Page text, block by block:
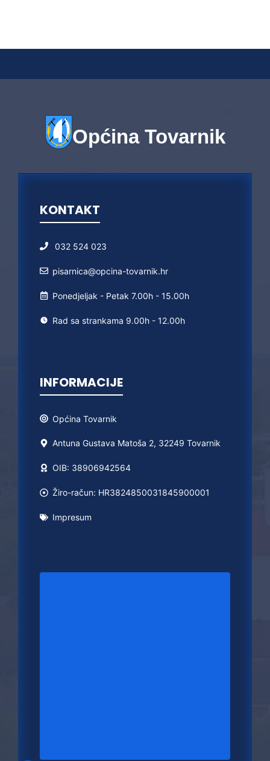
Općina Tovarnik
KONTAKT
032 524 023
pisarnica@opcina-tovarnik.hr
Ponedjeljak - Petak 7.00h - 15.00h
Rad sa strankama 9.00h - 12.00h
INFORMACIJE
Općina Tovarnik
Antuna Gustava Matoša 2, 32249 Tovarnik
OIB: 38906942564
Žiro-račun: HR3824850031845900001
Impresum